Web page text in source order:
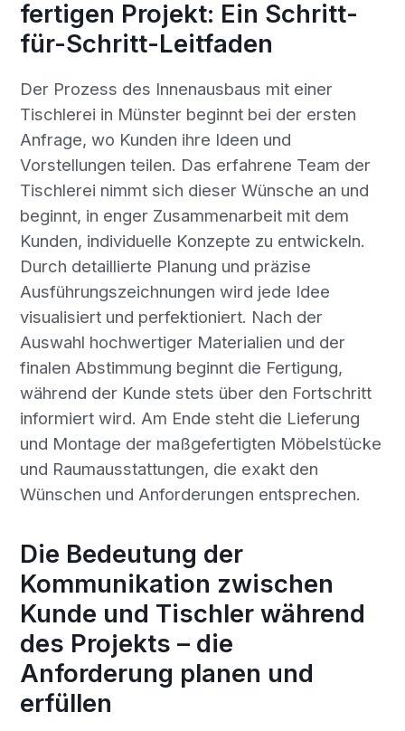
fertigen Projekt: Ein Schritt-
für-Schritt-Leitfaden
Der Prozess des Innenausbaus mit einer
Tischlerei in Münster beginnt bei der ersten
Anfrage, wo Kunden ihre Ideen und
Vorstellungen teilen. Das erfahrene Team der
Tischlerei nimmt sich dieser Wünsche an und
beginnt, in enger Zusammenarbeit mit dem
Kunden, individuelle Konzepte zu entwickeln.
Durch detaillierte Planung und präzise
Ausführungszeichnungen wird jede Idee
visualisiert und perfektioniert. Nach der
Auswahl hochwertiger Materialien und der
finalen Abstimmung beginnt die Fertigung,
während der Kunde stets über den Fortschritt
informiert wird. Am Ende steht die Lieferung
und Montage der maßgefertigten Möbelstücke
und Raumausstattungen, die exakt den
Wünschen und Anforderungen entsprechen.
Die Bedeutung der
Kommunikation zwischen
Kunde und Tischler während
des Projekts – die
Anforderung planen und
erfüllen